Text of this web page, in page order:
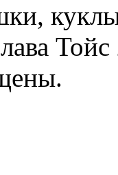
Тойс